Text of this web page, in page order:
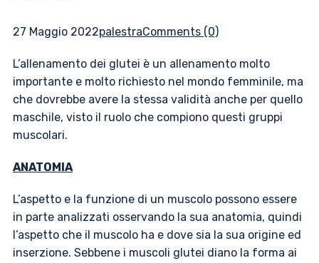
27 Maggio 2022palestraComments (0)
L’allenamento dei glutei è un allenamento molto
importante e molto richiesto nel mondo femminile, ma
che dovrebbe avere la stessa validità anche per quello
maschile, visto il ruolo che compiono questi gruppi
muscolari.
ANATOMIA
L’aspetto e la funzione di un muscolo possono essere
in parte analizzati osservando la sua anatomia, quindi
l’aspetto che il muscolo ha e dove sia la sua origine ed
inserzione. Sebbene i muscoli glutei diano la forma ai